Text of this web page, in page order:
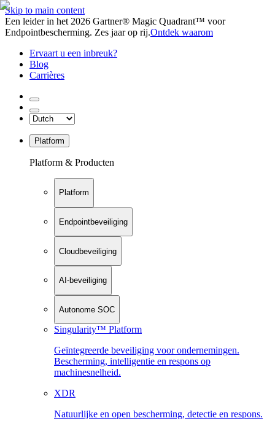
Skip to main content
Een leider in het 2026 Gartner® Magic Quadrant™ voor
Endpointbescherming. Zes jaar op rij.Ontdek waarom
Ervaart u een inbreuk?
Blog
Carrières
Platform
Platform & Producten
Platform
Endpointbeveiliging
Cloudbeveiliging
AI-beveiliging
Autonome SOC
Singularity™ Platform
Geïntegreerde beveiliging voor ondernemingen.
Bescherming, intelligentie en respons op
machinesnelheid.
XDR
Natuurlijke en open bescherming, detectie en respons.